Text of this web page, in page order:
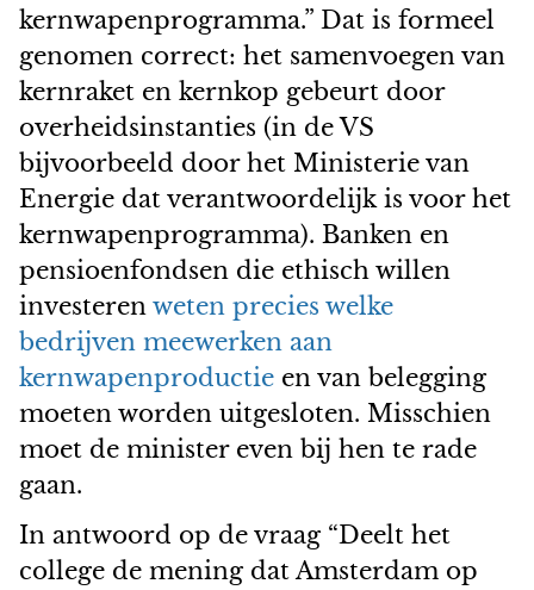
kernwapenprogramma.” Dat is formeel
genomen correct: het samenvoegen van
kernraket en kernkop gebeurt door
overheidsinstanties (in de VS
bijvoorbeeld door het Ministerie van
Energie dat verantwoordelijk is voor het
kernwapenprogramma). Banken en
pensioenfondsen die ethisch willen
investeren weten precies welke
bedrijven meewerken aan
kernwapenproductie en van belegging
moeten worden uitgesloten. Misschien
moet de minister even bij hen te rade
gaan.
In antwoord op de vraag “Deelt het
college de mening dat Amsterdam op